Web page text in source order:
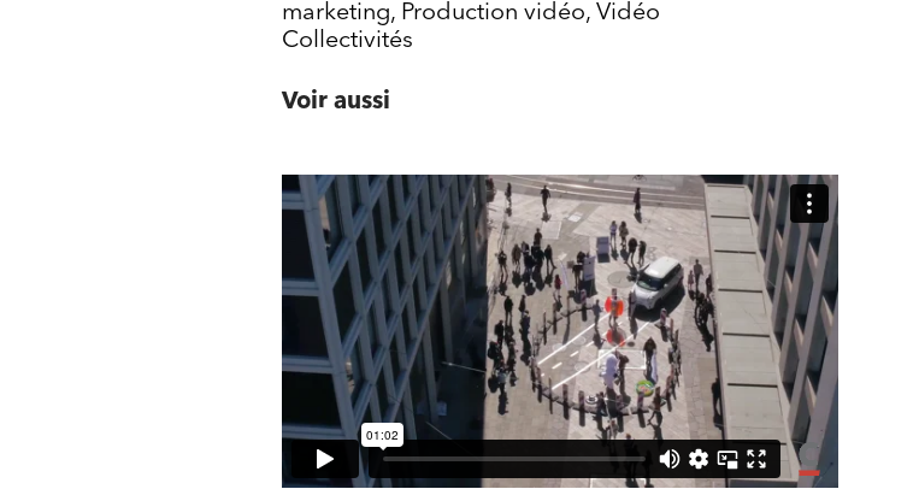
marketing, Production vidéo, Vidéo
Collectivités
Voir aussi